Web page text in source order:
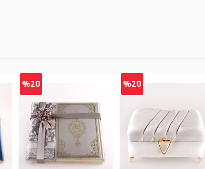
%20 %20